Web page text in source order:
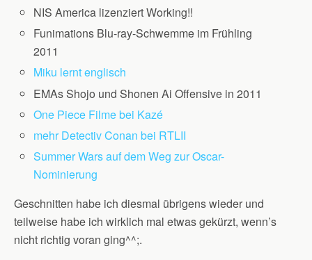
NIS America lizenziert Working!!
Funimations Blu-ray-Schwemme im Frühling
2011
Miku lernt englisch
EMAs Shojo und Shonen Ai Offensive in 2011
One Piece Filme bei Kazé
mehr Detectiv Conan bei RTLII
Summer Wars auf dem Weg zur Oscar-
Nominierung
Geschnitten habe ich diesmal übrigens wieder und
teilweise habe ich wirklich mal etwas gekürzt, wenn’s
nicht richtig voran ging^^;.